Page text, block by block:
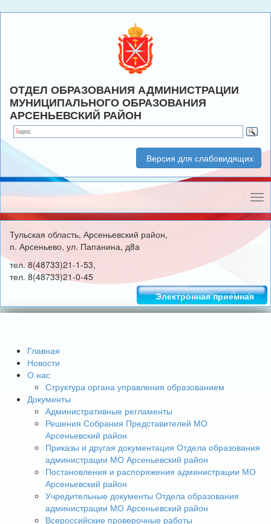
ОТДЕЛ ОБРАЗОВАНИЯ АДМИНИСТРАЦИИ
МУНИЦИПАЛЬНОГО ОБРАЗОВАНИЯ
АРСЕНЬЕВСКИЙ РАЙОН
Версия для слабовидящих
Тульская область, Арсеньевский район,
п. Арсеньево, ул. Папанина, д8а
тел. 8(48733)21-1-53,
тел. 8(48733)21-0-45
Электронная приемная
Главная
Новости
О нас
Структура органа управления образованием
Документы
Административные регламенты
Решения Собрания Представителей МО
Арсеньевский район
Приказы и другая документация Отдела образования
администрации МО Арсеньевский район
Постановления и распоряжения администрации МО
Арсеньевский район
Учредительные документы Отдела образования
администрации МО Арсеньевский район
Всероссийские проверочные работы